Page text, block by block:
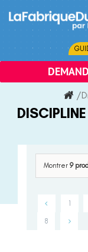
content
/
Montrer 9
1
8